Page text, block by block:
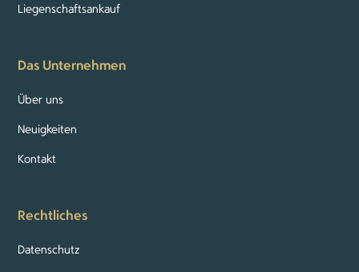
Liegenschaftsankauf
Das Unternehmen
Über uns
Neuigkeiten
Kontakt
Rechtliches
Datenschutz